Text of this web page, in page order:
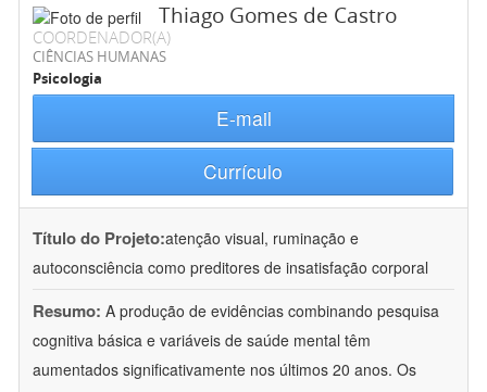
Thiago Gomes de Castro
COORDENADOR(A)
CIÊNCIAS HUMANAS
Psicologia
E-mail
Currículo
Título do Projeto:atenção visual, ruminação e
autoconsciência como preditores de insatisfação corporal
Resumo: A produção de evidências combinando pesquisa
cognitiva básica e variáveis de saúde mental têm
aumentados significativamente nos últimos 20 anos. Os